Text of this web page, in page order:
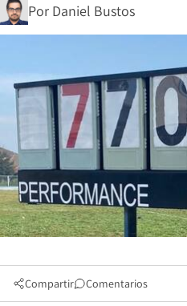
Por Daniel Bustos
Compartir Comentarios